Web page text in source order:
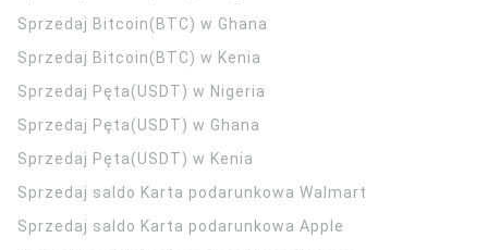
Sprzedaj Bitcoin(BTC) w Ghana
Sprzedaj Bitcoin(BTC) w Kenia
Sprzedaj Pęta(USDT) w Nigeria
Sprzedaj Pęta(USDT) w Ghana
Sprzedaj Pęta(USDT) w Kenia
Sprzedaj saldo Karta podarunkowa Walmart
Sprzedaj saldo Karta podarunkowa Apple